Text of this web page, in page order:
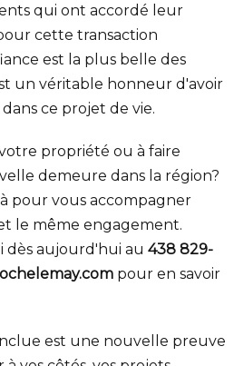
qui ont accordé leur
cette transaction
est la plus belle des
un véritable honneur d'avoir
ce projet de vie.
propriété ou à faire
demeure dans la région?
pour vous accompagner
le même engagement.
dès aujourd'hui au 438 829-
pour en savoir
est une nouvelle preuve